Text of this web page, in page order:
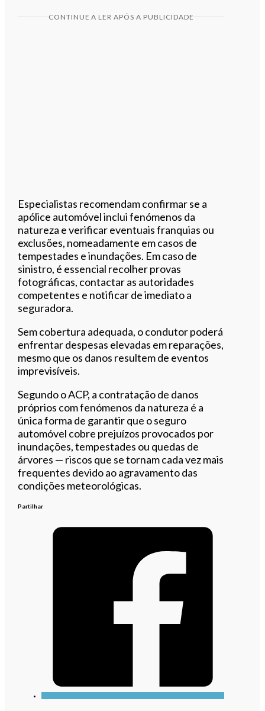
CONTINUE A LER APÓS A PUBLICIDADE
Especialistas recomendam confirmar se a
apólice automóvel inclui fenómenos da
natureza e verificar eventuais franquias ou
exclusões, nomeadamente em casos de
tempestades e inundações. Em caso de
sinistro, é essencial recolher provas
fotográficas, contactar as autoridades
competentes e notificar de imediato a
seguradora.
Sem cobertura adequada, o condutor poderá
enfrentar despesas elevadas em reparações,
mesmo que os danos resultem de eventos
imprevisíveis.
Segundo o ACP, a contratação de danos
próprios com fenómenos da natureza é a
única forma de garantir que o seguro
automóvel cobre prejuízos provocados por
inundações, tempestades ou quedas de
árvores — riscos que se tornam cada vez mais
frequentes devido ao agravamento das
condições meteorológicas.
Partilhar